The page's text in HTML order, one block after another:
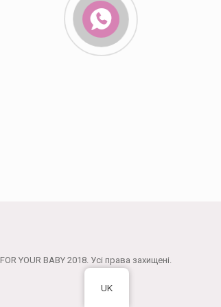
FOR YOUR BABY 2018. Усі права захищені.
UK